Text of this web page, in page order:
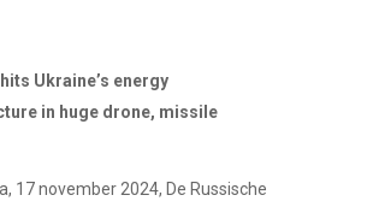
Ukraine’s energy
in huge drone, missile
17 november 2024, De Russische